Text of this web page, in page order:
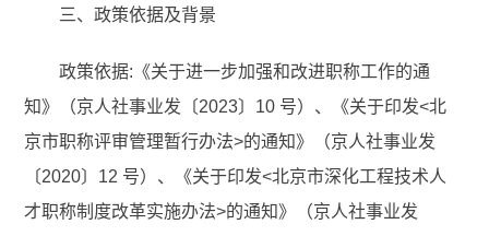
三、政策依据及背景
政策依据:《关于进一步加强和改进职称工作的通
知》（京人社事业发〔2023〕10 号）、《关于印发<北
京市职称评审管理暂行办法>的通知》（京人社事业发
〔2020〕12 号）、《关于印发<北京市深化工程技术人
才职称制度改革实施办法>的通知》（京人社事业发